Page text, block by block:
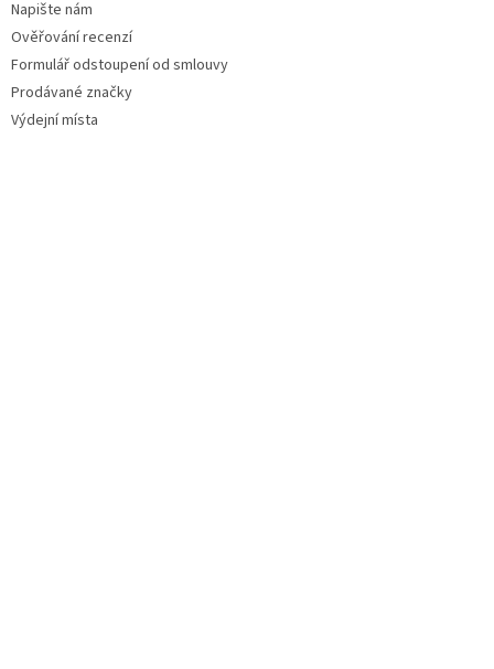
Napište nám
Ověřování recenzí
Formulář odstoupení od smlouvy
Prodávané značky
Výdejní místa